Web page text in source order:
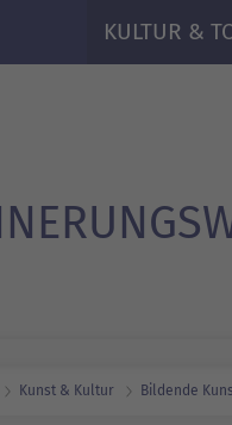
KULTUR &
Kunst & Kultur Bildende